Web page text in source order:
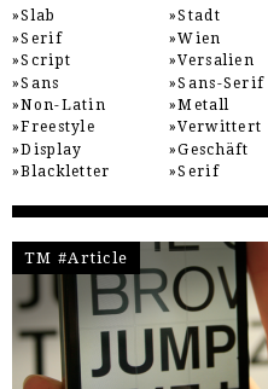
Slab
Serif
Script
Sans
Non-Latin
Freestyle
Display
Blackletter
Stadt
Wien
Versalien
Sans-Serif
Metall
Verwittert
Geschäft
Serif
TM #Article